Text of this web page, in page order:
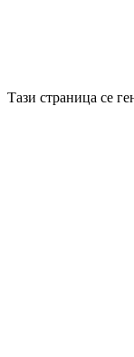
Тази страница се